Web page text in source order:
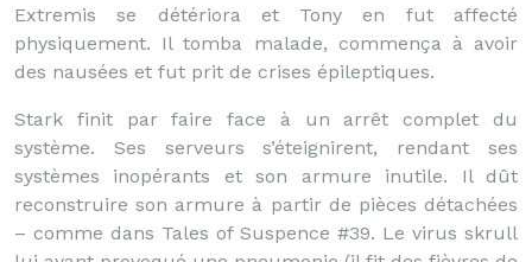
Extremis se détériora et Tony en fut affecté
physiquement. Il tomba malade, commença à avoir
des nausées et fut prit de crises épileptiques.
Stark finit par faire face à un arrêt complet du
système. Ses serveurs s’éteignirent, rendant ses
systèmes inopérants et son armure inutile. Il dût
reconstruire son armure à partir de pièces détachées
– comme dans Tales of Suspence #39. Le virus skrull